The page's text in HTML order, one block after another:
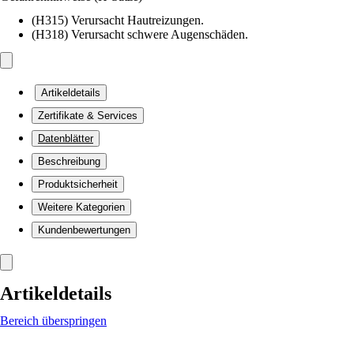
(H315) Verursacht Hautreizungen.
(H318) Verursacht schwere Augenschäden.
Artikeldetails
Zertifikate & Services
Datenblätter
Beschreibung
Produktsicherheit
Weitere Kategorien
Kundenbewertungen
Artikeldetails
Bereich überspringen